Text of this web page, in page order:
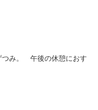
つみ。 午後の休憩におす